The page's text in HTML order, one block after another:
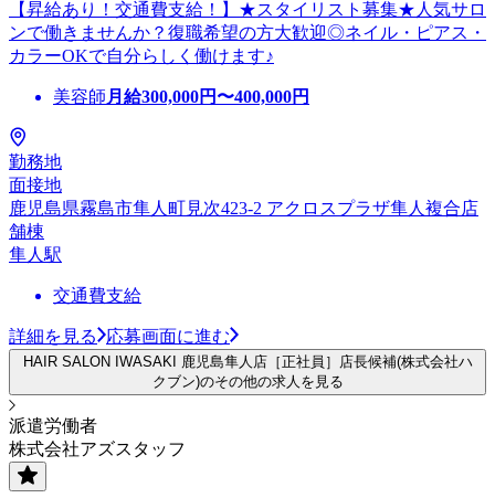
【昇給あり！交通費支給！】★スタイリスト募集★人気サロ
ンで働きませんか？復職希望の方大歓迎◎ネイル・ピアス・
カラーOKで自分らしく働けます♪
美容師 月給300,000円〜400,000円
勤務地
面接地
鹿児島県霧島市隼人町見次423-2 アクロスプラザ隼人複合店
舗棟
隼人駅
交通費支給
詳細を見る 応募画面に進む
HAIR SALON IWASAKI 鹿児島隼人店［正社員］店長候補(株式会社ハ
クブン)のその他の求人を見る
派遣労働者
株式会社アズスタッフ